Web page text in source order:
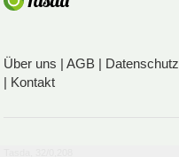
Über uns |AGB | Datenschutz
| Kontakt